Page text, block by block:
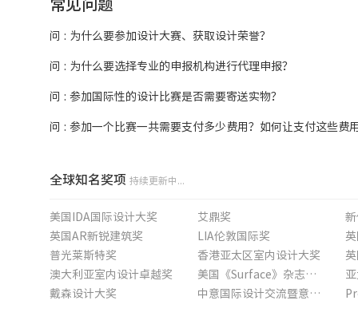
常见问题
问 : 为什么要参加设计大赛、获取设计荣誉？
问 : 为什么要选择专业的申报机构进行代理申报？
问 : 参加国际性的设计比赛是否需要寄送实物？
问 : 参加一个比赛一共需要支付多少费用？如何让支付这些费
全球知名奖项 持续更新中...
美国IDA国际设计大奖 艾鼎奖
英国AR新锐建筑奖
LIA伦敦国际奖
普光莱斯特奖
香港亚太区室内设计大奖
澳大利亚室内设计卓越奖
美国《Surface》杂志旅行大奖
戴森设计大奖
中意国际设计交流暨意大利国际设计大奖